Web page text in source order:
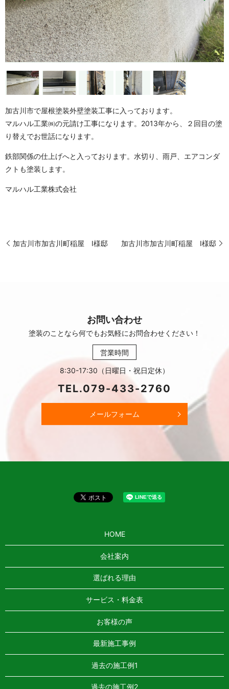
加古川市で屋根塗装外壁塗装工事に入っております。
マルハル工業㈱の元請け工事になります。2013年から、２回目の塗
り替えでお世話になります。
鉄部関係の仕上げへと入っております。水切り、雨戸、エアコンダ
クトも塗装します。
マルハル工業株式会社
加古川市加古川町稲屋 I様邸 加古川市加古川町稲屋 I様邸
お問い合わせ
塗装のことなら何でもお気軽にお問合わせください！
営業時間
8:30-17:30（日曜日・祝日定休）
TEL.079-433-2760
メールフォーム
HOME
会社案内
選ばれる理由
サービス・料金表
お客様の声
最新施工事例
過去の施工例1
過去の施工例2